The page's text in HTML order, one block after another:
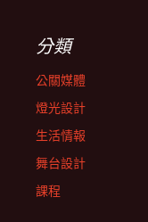
分類
公關媒體
燈光設計
生活情報
舞台設計
課程